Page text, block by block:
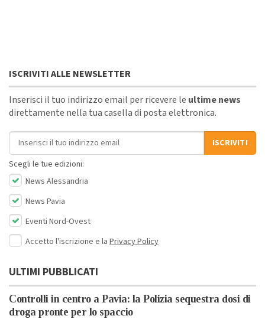
ISCRIVITI ALLE NEWSLETTER
Inserisci il tuo indirizzo email per ricevere le ultime news
direttamente nella tua casella di posta elettronica.
Indirizzo email
ISCRIVITI
Scegli le tue edizioni:
News Alessandria
News Pavia
Eventi Nord-Ovest
Accetto l'iscrizione e la Privacy Policy
ULTIMI PUBBLICATI
Controlli in centro a Pavia: la Polizia sequestra dosi di
droga pronte per lo spaccio